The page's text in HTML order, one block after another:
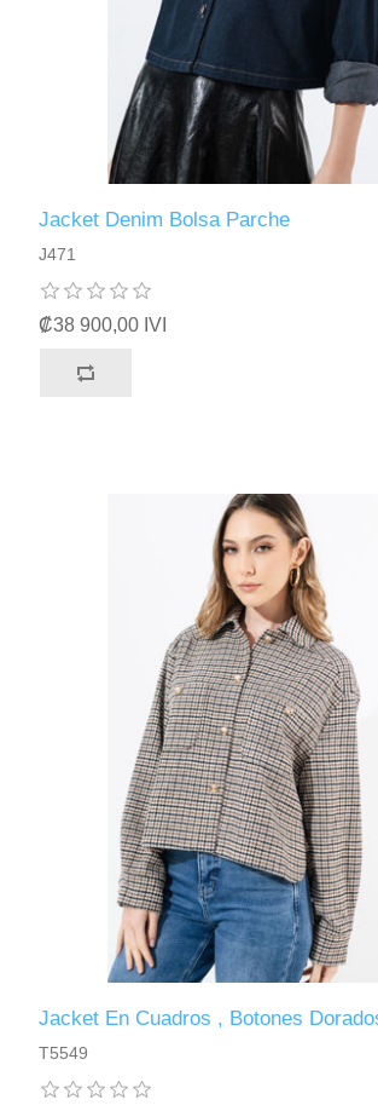
Jacket Denim Bolsa Parche
J471
₡38 900,00 IVI
Jacket En Cuadros , Botones
T5549